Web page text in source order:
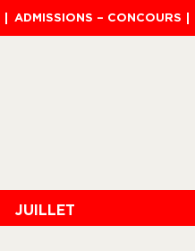
ADMISSIONS – CONCOURS
JUILLET